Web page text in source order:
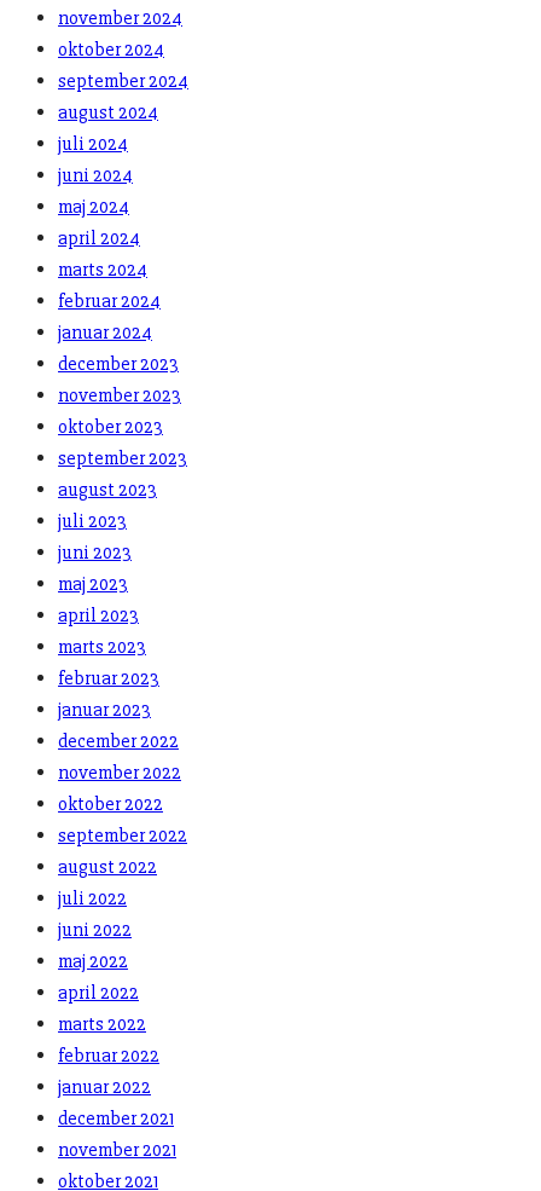
november 2024
oktober 2024
september 2024
august 2024
juli 2024
juni 2024
maj 2024
april 2024
marts 2024
februar 2024
januar 2024
december 2023
november 2023
oktober 2023
september 2023
august 2023
juli 2023
juni 2023
maj 2023
april 2023
marts 2023
februar 2023
januar 2023
december 2022
november 2022
oktober 2022
september 2022
august 2022
juli 2022
juni 2022
maj 2022
april 2022
marts 2022
februar 2022
januar 2022
december 2021
november 2021
oktober 2021